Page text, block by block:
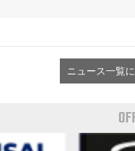
ニュース一覧